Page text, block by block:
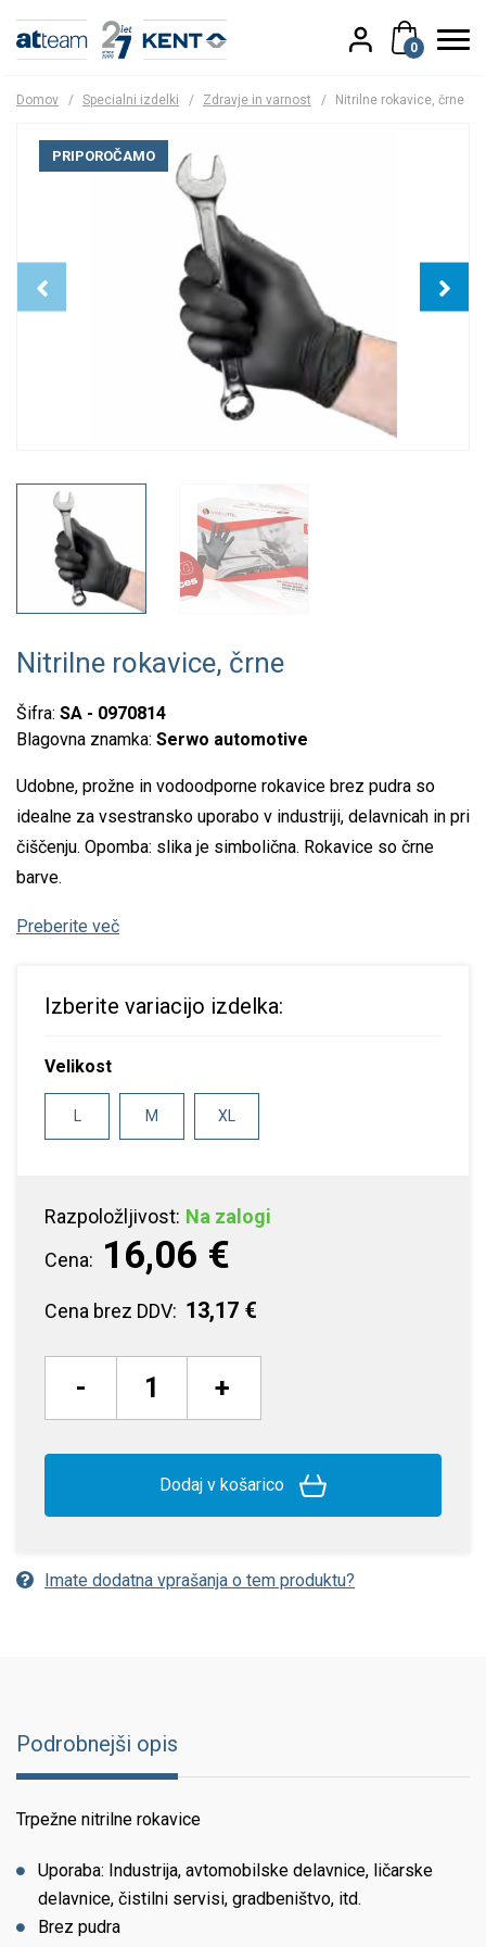
0
Domov / Specialni izdelki / Zdravje in varnost / Nitrilne rokavice, črne
PRIPOROČAMO
Nitrilne rokavice, črne
Šifra: SA - 0970814
Blagovna znamka: Serwo automotive
Udobne, prožne in vodoodporne rokavice brez pudra so
idealne za vsestransko uporabo v industriji, delavnicah in pri
čiščenju. Opomba: slika je simbolična. Rokavice so črne
barve.
Preberite več
Izberite variacijo izdelka:
Velikost
M XL
Razpoložljivost: Na zalogi
Cena: 16,06 €
Cena brez DDV: 13,17 €
- +
Dodaj v košarico
Imate dodatna vprašanja o tem produktu?
Podrobnejši opis
Trpežne nitrilne rokavice
Uporaba: Industrija, avtomobilske delavnice, ličarske
delavnice, čistilni servisi, gradbeništvo, itd.
Brez pudra